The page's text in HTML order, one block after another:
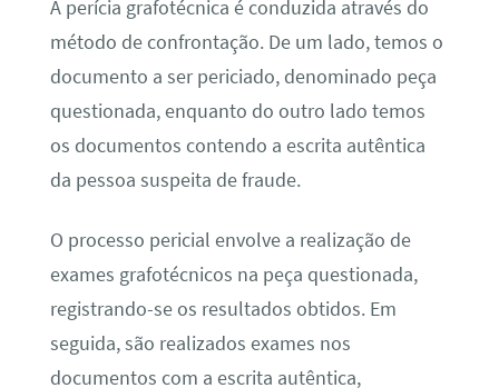
A perícia grafotécnica é conduzida através do
método de confrontação. De um lado, temos o
documento a ser periciado, denominado peça
questionada, enquanto do outro lado temos
os documentos contendo a escrita autêntica
da pessoa suspeita de fraude.
O processo pericial envolve a realização de
exames grafotécnicos na peça questionada,
registrando-se os resultados obtidos. Em
seguida, são realizados exames nos
documentos com a escrita autêntica,